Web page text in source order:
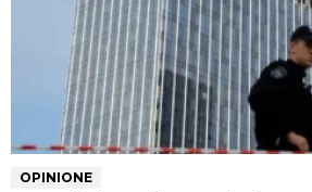
OPINIONE